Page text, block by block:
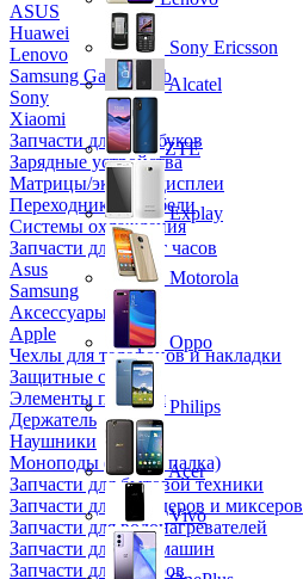
ASUS
Huawei
Lenovo
Samsung Galaxy Tab
Sony
Xiaomi
Запчасти для ноутбуков
Зарядные устройства
Матрицы/экраны/дисплеи
Переходники и кабели
Системы охлаждения
Запчасти для смарт часов
Asus
Samsung
Аксессуары
Apple
Чехлы для телефонов и накладки
Защитные стекла
Элементы питания
Держатель
Наушники
Моноподы (Селфи палка)
Запчасти для бытовой техники
Запчасти для блендеров и миксеров
Запчасти для водонагревателей
Запчасти для кофемашин
Запчасти для кулеров
Sony Ericsson
Alcatel
ZTE
Explay
Motorola
Oppo
Philips
Acer
Vivo